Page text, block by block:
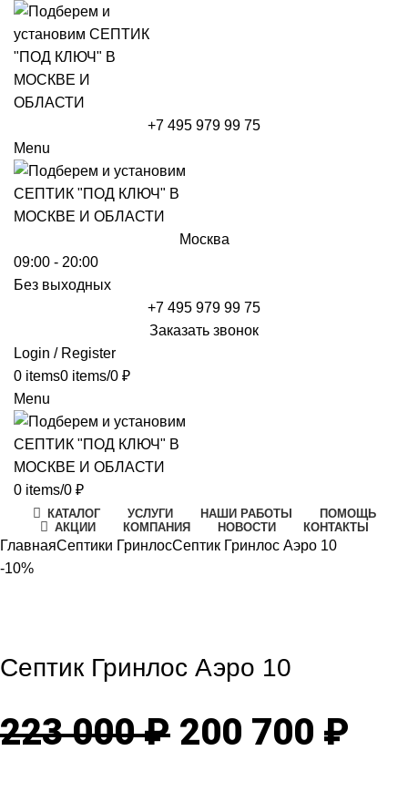
+7 495 979 99 75
Menu
Москва
09:00 - 20:00
Без выходных
+7 495 979 99 75
Заказать звонок
Login / Register
0 items0 items/0 ₽
Menu
0 items/0 ₽
КАТАЛОГ УСЛУГИ НАШИ РАБОТЫ
ПОМОЩЬ
АКЦИИ
КОМПАНИЯ НОВОСТИ КОНТАКТЫ
ГлавнаяСептики ГринлосСептик Гринлос Аэро 10
-10%
Септик Гринлос Аэро 10
223 000₽ 200 700 ₽